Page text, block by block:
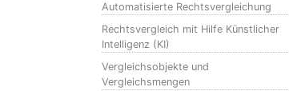
Automatisierte Rechtsvergleichung
Rechtsvergleich mit Hilfe Künstlicher
Intelligenz (KI)
Vergleichsobjekte und
Vergleichsmengen